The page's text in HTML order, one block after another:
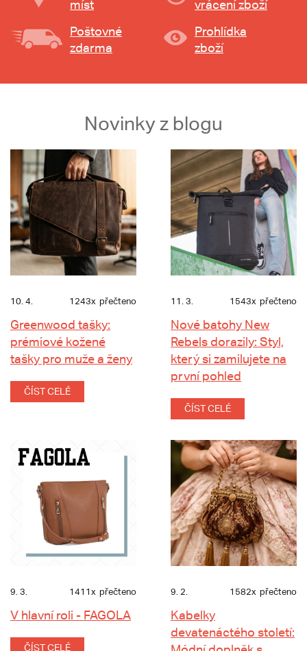
míst
vrácení zboží
Poštovné
zdarma
Prohlídka
zboží
Novinky z blogu
10. 4. 1243x přečteno
Greenwood tašky:
prémiové kožené
tašky pro muže a ženy
ČÍST CELÉ
11. 3. 1543x přečteno
Nové batohy New
Rebels dorazily: Styl,
který si zamilujete na
první pohled
ČÍST CELÉ
9. 3. 1411x přečteno
V hlavní roli - FAGOLA
ČÍST CELÉ
9. 2. 1582x přečteno
Kabelky
devatenáctého století: